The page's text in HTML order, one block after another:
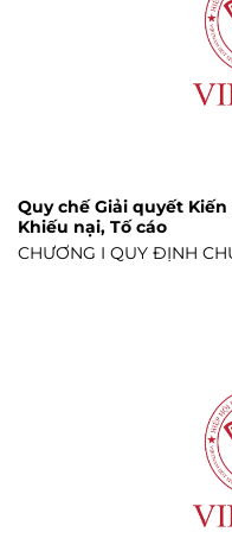
Quy chế Giải quyết
Khiếu nại, Tố cáo
CHƯƠNG I QUY ĐỊNH